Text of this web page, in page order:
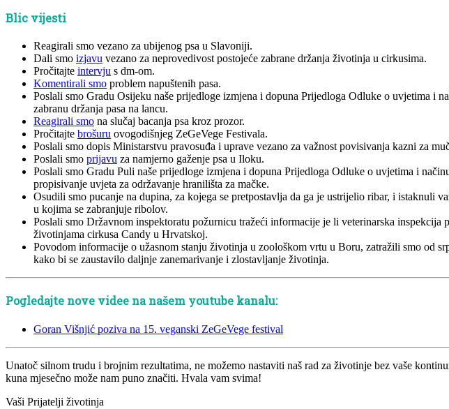
Blic vijesti
Reagirali smo vezano za ubijenog psa u Slavoniji.
Dali smo izjavu vezano za neprovedivost postojeće zabrane držanja životinja u cirkusima.
Pročitajte intervju s dm-om.
Komentirali smo problem napuštenih pasa.
Poslali smo Gradu Osijeku naše prijedloge izmjena i dopuna Prijedloga Odluke o uvjetima i
zabranu držanja pasa na lancu.
Reagirali smo na slučaj bacanja psa kroz prozor.
Pročitajte brošuru ovogodišnjeg ZeGeVege Festivala.
Poslali smo dopis Ministarstvu pravosuđa i uprave vezano za važnost povisivanja kazni za
Poslali smo prijavu za namjerno gaženje psa u Iloku.
Poslali smo Gradu Puli naše prijedloge izmjena i dopuna Prijedloga Odluke o uvjetima i
propisivanje uvjeta za održavanje hranilišta za mačke.
Osudili smo pucanje na dupina, za kojega se pretpostavlja da ga je ustrijelio ribar, i istaknuli
u kojima se zabranjuje ribolov.
Poslali smo Državnom inspektoratu požurnicu tražeći informacije je li veterinarska
životinjama cirkusa Candy u Hrvatskoj.
Povodom informacije o užasnom stanju životinja u zoološkom vrtu u Boru, zatražili smo od
kako bi se zaustavilo daljnje zanemarivanje i zlostavljanje životinja.
Pogledajte nove videe na našem youtube kanalu:
Goran Višnjić poziva na 15. veganski ZeGeVege festival
Unatoč silnom trudu i brojnim rezultatima, ne možemo nastaviti naš rad za životinje bez vaše
kuna mjesečno može nam puno značiti. Hvala vam svima!
Vaši Prijatelji životinja